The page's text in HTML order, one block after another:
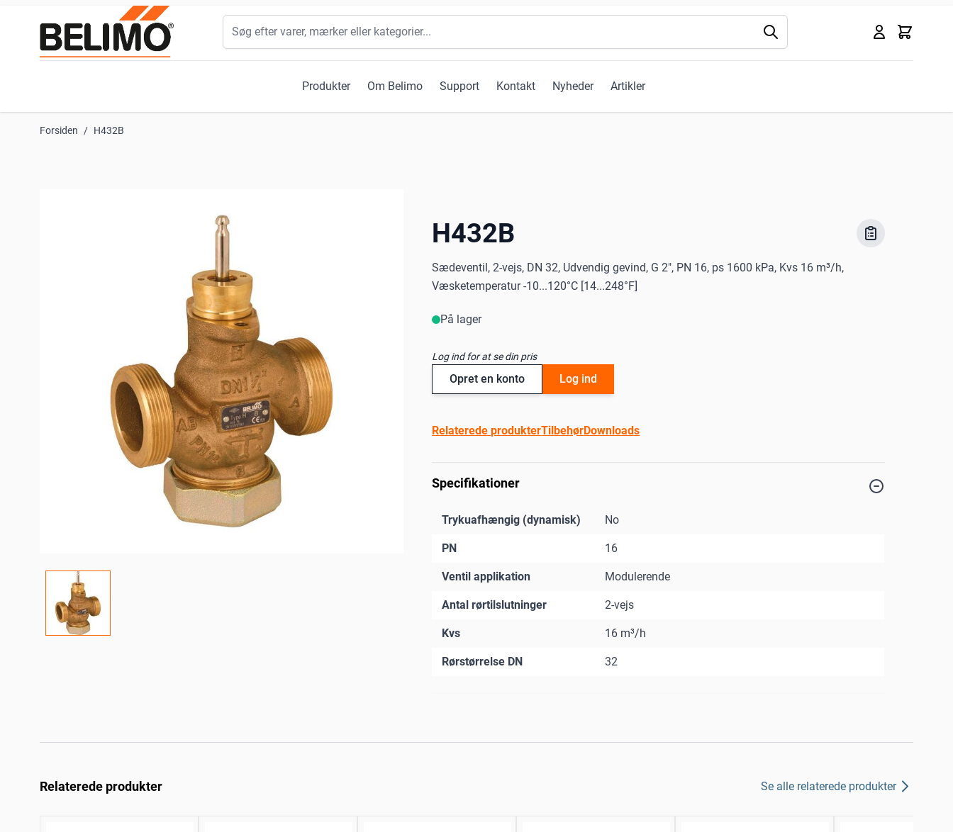
Produkter Om Belimo Support Kontakt Nyheder Artikler
Kurv
Søg
Forsiden / H432B
H432B
Sædeventil, 2-vejs, DN 32, Udvendig gevind, G 2", PN 16, ps 1600 kPa, Kvs 16 m³/h,
Væsketemperatur -10...120°C [14...248°F]
På lager
Log ind for at se din pris
Opret en konto Log ind
Relaterede produkterTilbehørDownloads
Specifikationer
Trykuafhængig (dynamisk) No
PN 16
Ventil applikation Modulerende
Antal rørtilslutninger 2-vejs
Kvs 16 m³/h
Rørstørrelse DN 32
Relaterede produkter Se alle relaterede produkter